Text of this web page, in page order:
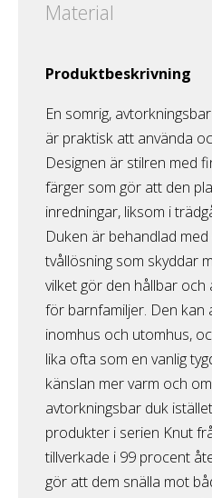
Material
Produktbeskrivning
En somrig,
är praktisk att använda
Designen är stilren med
färger som gör att den
inredningar, liksom i
Duken är behandlad
tvållösning som skyddar
vilket gör den hållbar och
för barnfamiljer. Den kan
inomhus och utomhus,
lika ofta som en vanlig
känslan mer varm och
avtorkningsbar duk
produkter i serien Knut
tillverkade i 99 procent
gör att dem snälla mot